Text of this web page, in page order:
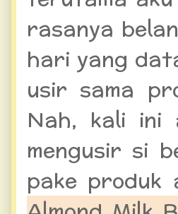
rasanya
hari yang
usir sama
Nah, kali ini
mengusir si
pake produk